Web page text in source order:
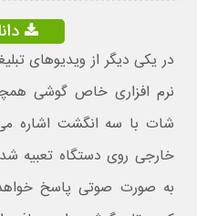
نرم افزاری خاص گوشی
شات با سه انگشت اشاره
خارجی روی دستگاه تعبیه
به صورت صوتی پاسخ خواهد